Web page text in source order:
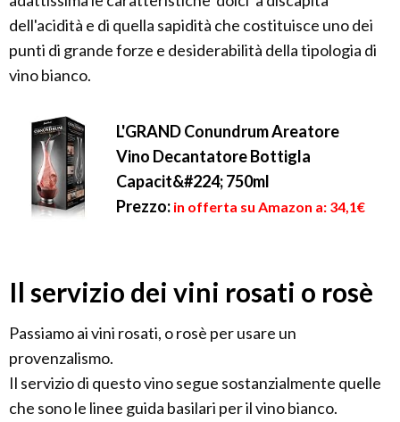
dell'acidità e di quella sapidità che costituisce uno dei
punti di grande forze e desiderabilità della tipologia di
vino bianco.
L'GRAND Conundrum Areatore
Vino Decantatore Bottigla
Capacit&#224; 750ml
Prezzo: in offerta su Amazon a: 34,1€
Il servizio dei vini rosati o rosè
Passiamo ai vini rosati, o rosè per usare un
provenzalismo.
Il servizio di questo vino segue sostanzialmente quelle
che sono le linee guida basilari per il vino bianco.